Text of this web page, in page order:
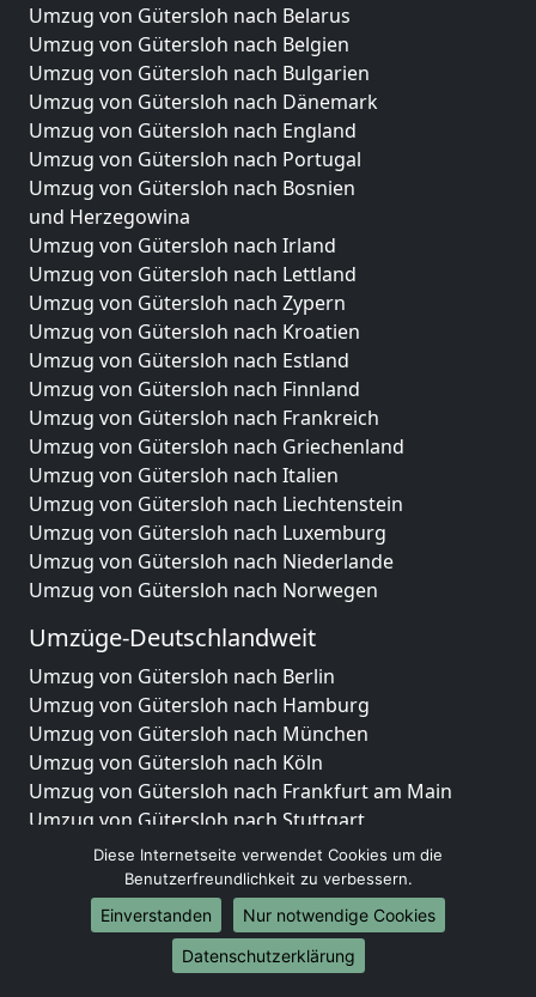
Umzug von Gütersloh nach Belarus
Umzug von Gütersloh nach Belgien
Umzug von Gütersloh nach Bulgarien
Umzug von Gütersloh nach Dänemark
Umzug von Gütersloh nach England
Umzug von Gütersloh nach Portugal
Umzug von Gütersloh nach Bosnien
und Herzegowina
Umzug von Gütersloh nach Irland
Umzug von Gütersloh nach Lettland
Umzug von Gütersloh nach Zypern
Umzug von Gütersloh nach Kroatien
Umzug von Gütersloh nach Estland
Umzug von Gütersloh nach Finnland
Umzug von Gütersloh nach Frankreich
Umzug von Gütersloh nach Griechenland
Umzug von Gütersloh nach Italien
Umzug von Gütersloh nach Liechtenstein
Umzug von Gütersloh nach Luxemburg
Umzug von Gütersloh nach Niederlande
Umzug von Gütersloh nach Norwegen
Umzüge-Deutschlandweit
Umzug von Gütersloh nach Berlin
Umzug von Gütersloh nach Hamburg
Umzug von Gütersloh nach München
Umzug von Gütersloh nach Köln
Umzug von Gütersloh nach Frankfurt am Main
Umzug von Gütersloh nach Stuttgart
Umzug von Gütersloh nach Düsseldorf
Umzug von Gütersloh nach Leipzig
Umzug von Gütersloh nach Dortmund
Umzug von Gütersloh nach Essen
Umzug von Gütersloh nach Bremen
Diese Internetseite verwendet Cookies um die
Benutzerfreundlichkeit zu verbessern.
Einverstanden
Nur notwendige Cookies
Datenschutzerklärung